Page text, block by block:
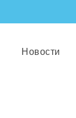
Новости